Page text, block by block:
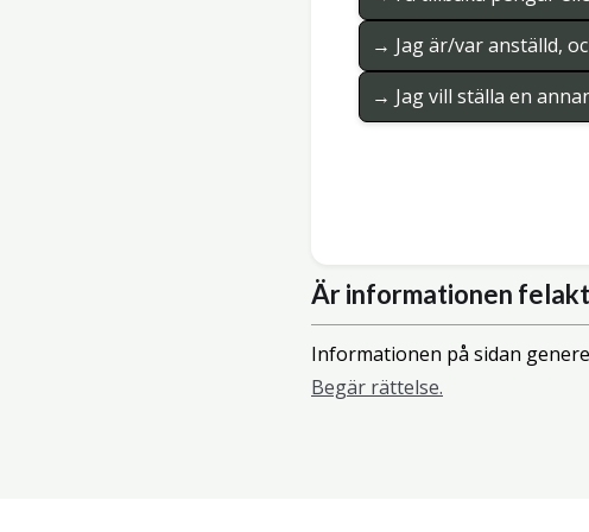
→ Jag är/var anställd,
→ Jag vill ställa en
Är informationen
Informationen på sidan
Begär rättelse.